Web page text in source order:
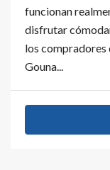
funcionan
disfrutar
los compradores
Gouna...